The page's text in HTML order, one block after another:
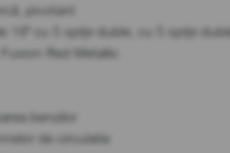
pivotant
19" cu 5 spițe duble, cu 5 spițe
Red Metallic
benzilor
de circulatie